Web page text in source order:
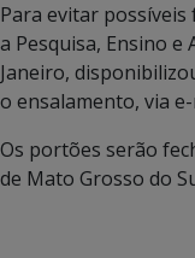
Para evitar possíveis
a Pesquisa, Ensino e
Janeiro,
o ensalamento, via
Os portões serão
de Mato Grosso do